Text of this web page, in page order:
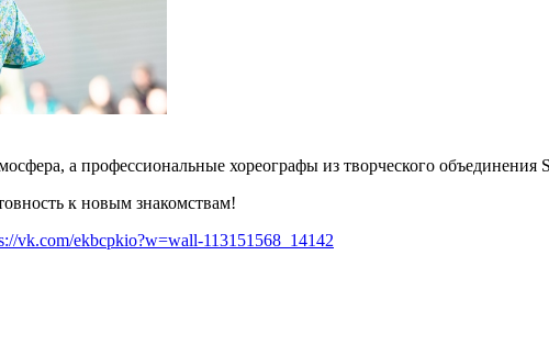
а профессиональные хореографы из творческого
к новым знакомствам!
vk.com/ekbcpkio?w=wall-113151568_14142